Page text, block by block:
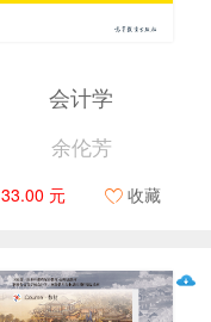
会计学
余伦芳
33.00 元 收藏